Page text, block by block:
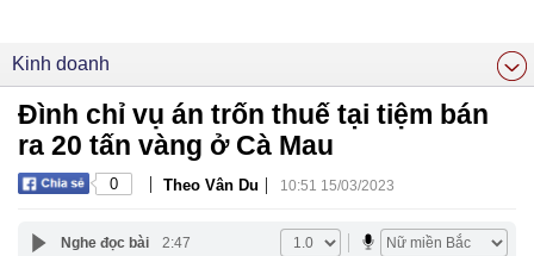
Kinh doanh
Đình chỉ vụ án trốn thuế tại tiệm bán
ra 20 tấn vàng ở Cà Mau
0 | Theo Vân Du | 10:51 15/03/2023
Nghe đọc bài 2:47